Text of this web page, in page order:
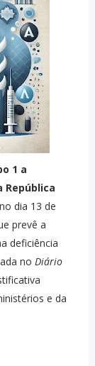
1 a
República
dia 13 de
prevê a
deficiência
no Diário
e da